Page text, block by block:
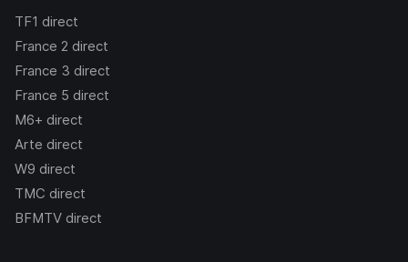
TF1 direct
France 2 direct
France 3 direct
France 5 direct
M6+ direct
Arte direct
W9 direct
TMC direct
BFMTV direct